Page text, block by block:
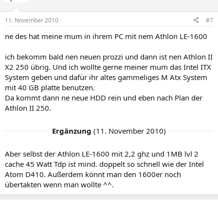
11. November 2010 #7
ne des hat meine mum in ihrem PC mit nem Athlon LE-1600
ich bekomm bald nen neuen prozzi und dann ist nen Athlon II
X2 250 übrig. Und ich wollte gerne meiner mum das Intel ITX
System geben und dafür ihr altes gammeliges M Atx System
mit 40 GB platte benutzen.
Da kommt dann ne neue HDD rein und eben nach Plan der
Athlon II 250.
Ergänzung (11. November 2010)
Aber selbst der Athlon LE-1600 mit 2,2 ghz und 1MB lvl 2
cache 45 Watt Tdp ist mind. doppelt so schnell wie der Intel
Atom D410. Außerdem könnt man den 1600er noch
übertakten wenn man wollte ^^.